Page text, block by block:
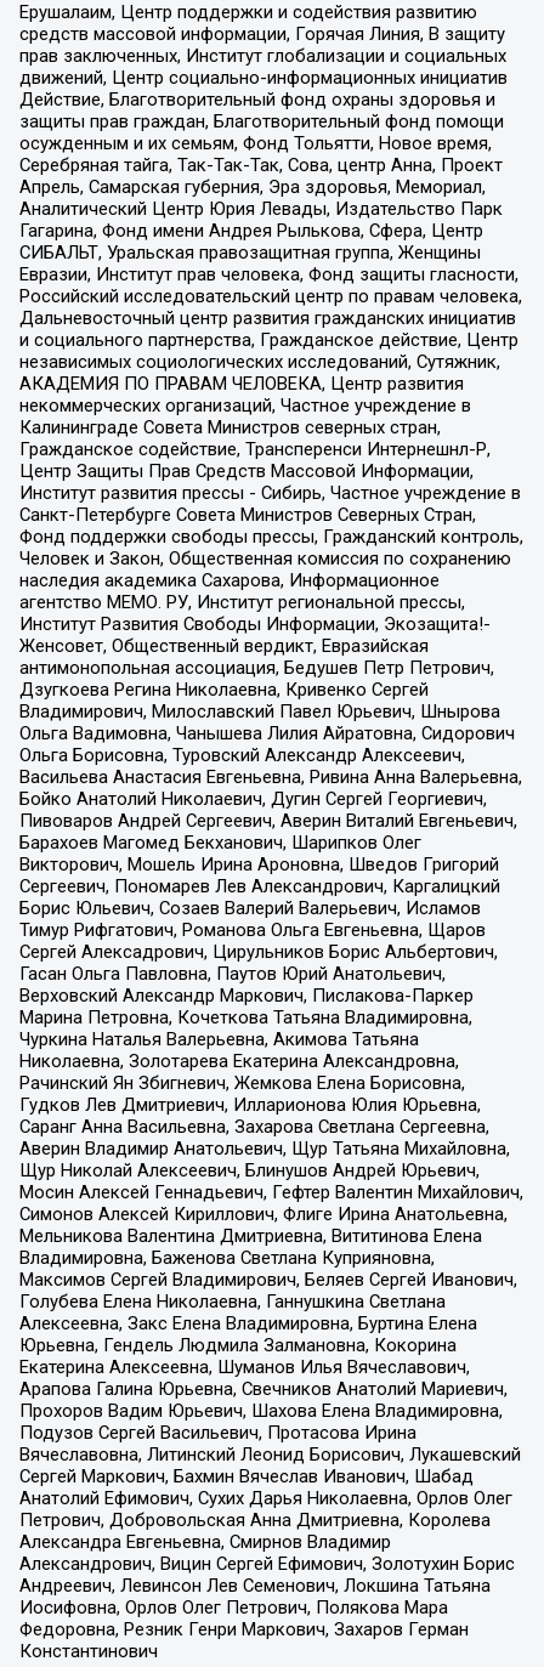
Ерушалаим, Центр поддержки и содействия развитию
средств массовой информации, Горячая Линия, В защиту
прав заключенных, Институт глобализации и социальных
движений, Центр социально-информационных инициатив
Действие, Благотворительный фонд охраны здоровья и
защиты прав граждан, Благотворительный фонд помощи
осужденным и их семьям, Фонд Тольятти, Новое время,
Серебряная тайга, Так-Так-Так, Сова, центр Анна, Проект
Апрель, Самарская губерния, Эра здоровья, Мемориал,
Аналитический Центр Юрия Левады, Издательство Парк
Гагарина, Фонд имени Андрея Рылькова, Сфера, Центр
СИБАЛЬТ, Уральская правозащитная группа, Женщины
Евразии, Институт прав человека, Фонд защиты гласности,
Российский исследовательский центр по правам человека,
Дальневосточный центр развития гражданских инициатив
и социального партнерства, Гражданское действие, Центр
независимых социологических исследований, Сутяжник,
АКАДЕМИЯ ПО ПРАВАМ ЧЕЛОВЕКА, Центр развития
некоммерческих организаций, Частное учреждение в
Калининграде Совета Министров северных стран,
Гражданское содействие, Трансперенси Интернешнл-Р,
Центр Защиты Прав Средств Массовой Информации,
Институт развития прессы - Сибирь, Частное учреждение в
Санкт-Петербурге Совета Министров Северных Стран,
Фонд поддержки свободы прессы, Гражданский контроль,
Человек и Закон, Общественная комиссия по сохранению
наследия академика Сахарова, Информационное
агентство МЕМО. РУ, Институт региональной прессы,
Институт Развития Свободы Информации, Экозащита!-
Женсовет, Общественный вердикт, Евразийская
антимонопольная ассоциация, Бедушев Петр Петрович,
Дзугкоева Регина Николаевна, Кривенко Сергей
Владимирович, Милославский Павел Юрьевич, Шнырова
Ольга Вадимовна, Чанышева Лилия Айратовна, Сидорович
Ольга Борисовна, Туровский Александр Алексеевич,
Васильева Анастасия Евгеньевна, Ривина Анна Валерьевна,
Бойко Анатолий Николаевич, Дугин Сергей Георгиевич,
Пивоваров Андрей Сергеевич, Аверин Виталий Евгеньевич,
Барахоев Магомед Бекханович, Шарипков Олег
Викторович, Мошель Ирина Ароновна, Шведов Григорий
Сергеевич, Пономарев Лев Александрович, Каргалицкий
Борис Юльевич, Созаев Валерий Валерьевич, Исламов
Тимур Рифгатович, Романова Ольга Евгеньевна, Щаров
Сергей Алексадрович, Цирульников Борис Альбертович,
Гасан Ольга Павловна, Паутов Юрий Анатольевич,
Верховский Александр Маркович, Пислакова-Паркер
Марина Петровна, Кочеткова Татьяна Владимировна,
Чуркина Наталья Валерьевна, Акимова Татьяна
Николаевна, Золотарева Екатерина Александровна,
Рачинский Ян Збигневич, Жемкова Елена Борисовна,
Гудков Лев Дмитриевич, Илларионова Юлия Юрьевна,
Саранг Анна Васильевна, Захарова Светлана Сергеевна,
Аверин Владимир Анатольевич, Щур Татьяна Михайловна,
Щур Николай Алексеевич, Блинушов Андрей Юрьевич,
Мосин Алексей Геннадьевич, Гефтер Валентин Михайлович,
Симонов Алексей Кириллович, Флиге Ирина Анатольевна,
Мельникова Валентина Дмитриевна, Вититинова Елена
Владимировна, Баженова Светлана Куприяновна,
Максимов Сергей Владимирович, Беляев Сергей Иванович,
Голубева Елена Николаевна, Ганнушкина Светлана
Алексеевна, Закс Елена Владимировна, Буртина Елена
Юрьевна, Гендель Людмила Залмановна, Кокорина
Екатерина Алексеевна, Шуманов Илья Вячеславович,
Арапова Галина Юрьевна, Свечников Анатолий Мариевич,
Прохоров Вадим Юрьевич, Шахова Елена Владимировна,
Подузов Сергей Васильевич, Протасова Ирина
Вячеславовна, Литинский Леонид Борисович, Лукашевский
Сергей Маркович, Бахмин Вячеслав Иванович, Шабад
Анатолий Ефимович, Сухих Дарья Николаевна, Орлов Олег
Петрович, Добровольская Анна Дмитриевна, Королева
Александра Евгеньевна, Смирнов Владимир
Александрович, Вицин Сергей Ефимович, Золотухин Борис
Андреевич, Левинсон Лев Семенович, Локшина Татьяна
Иосифовна, Орлов Олег Петрович, Полякова Мара
Федоровна, Резник Генри Маркович, Захаров Герман
Константинович